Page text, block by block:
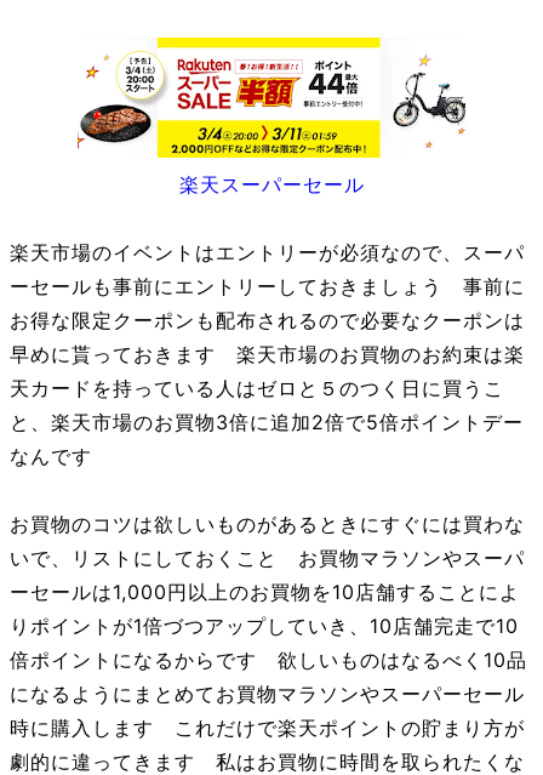
楽天スーパーセール
楽天市場のイベントはエントリーが必須なので、スーパ
ーセールも事前にエントリーしておきましょう 事前に
お得な限定クーポンも配布されるので必要なクーポンは
早めに貰っておきます 楽天市場のお買物のお約束は楽
天カードを持っている人はゼロと５のつく日に買うこ
と、楽天市場のお買物3倍に追加2倍で5倍ポイントデー
なんです
お買物のコツは欲しいものがあるときにすぐには買わな
いで、リストにしておくこと お買物マラソンやスーパ
ーセールは1,000円以上のお買物を10店舗することによ
りポイントが1倍づつアップしていき、10店舗完走で10
倍ポイントになるからです 欲しいものはなるべく10品
になるようにまとめてお買物マラソンやスーパーセール
時に購入します これだけで楽天ポイントの貯まり方が
劇的に違ってきます 私はお買物に時間を取られたくな